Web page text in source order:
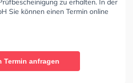
zu erhalten. In der
Sie können einen Termin online
Termin anfragen